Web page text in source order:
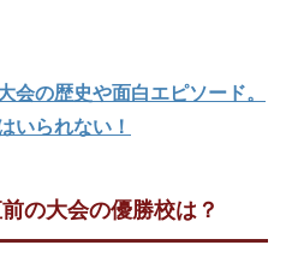
会の歴史や面白エピソード。
いられない！
の大会の優勝校は？